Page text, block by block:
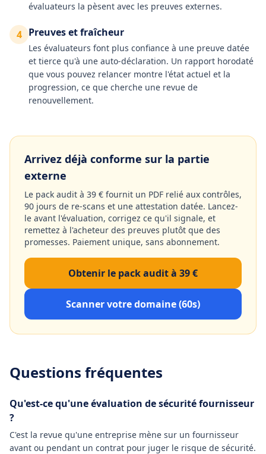
évaluateurs la pèsent avec les preuves externes.
4 Preuves et fraîcheur
Les évaluateurs font plus confiance à une preuve datée
et tierce qu'à une auto-déclaration. Un rapport horodaté
que vous pouvez relancer montre l'état actuel et la
progression, ce que cherche une revue de
renouvellement.
Arrivez déjà conforme sur la partie
externe
Le pack audit à 39 € fournit un PDF relié aux contrôles,
90 jours de re-scans et une attestation datée. Lancez-
le avant l'évaluation, corrigez ce qu'il signale, et
remettez à l'acheteur des preuves plutôt que des
promesses. Paiement unique, sans abonnement.
Obtenir le pack audit à 39 €
Scanner votre domaine (60s)
Questions fréquentes
Qu'est-ce qu'une évaluation de sécurité fournisseur
?
C'est la revue qu'une entreprise mène sur un fournisseur
avant ou pendant un contrat pour juger le risque de sécurité.